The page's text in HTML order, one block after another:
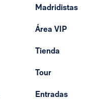
Madridistas
Área VIP
Tienda
Tour
Entradas